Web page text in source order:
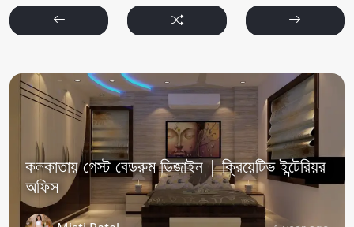
কলকাতায় গেস্ট বেডরুম ডিজাইন | ক্রিয়েটিভ ইন্টেরিয়র
অফিস